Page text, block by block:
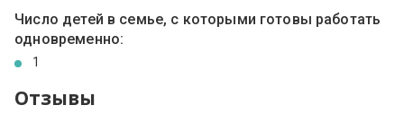
Число детей в семье, с которыми готовы работать
одновременно:
1
Отзывы